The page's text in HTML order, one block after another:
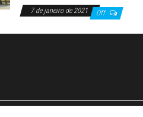
7 de janeiro de 2021 Off